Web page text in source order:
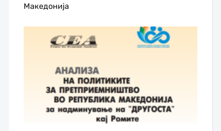
Македонија